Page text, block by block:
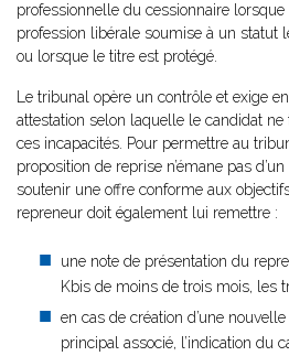
professionnelle du cessionnaire
profession libérale soumise à un statut
ou lorsque le titre est protégé.
Le tribunal opère un contrôle et exige
attestation selon laquelle le candidat
ces incapacités. Pour permettre au
proposition de reprise n’émane pas
soutenir une offre conforme aux
repreneur doit également lui remettre :
une note de présentation du
Kbis de moins de trois mois, les
en cas de création d’une
principal associé, l’indication du